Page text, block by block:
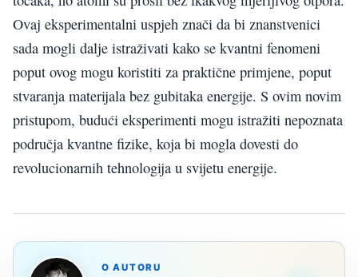
Ovaj eksperimentalni uspjeh znači da bi znanstvenici
sada mogli dalje istraživati kako se kvantni fenomeni
poput ovog mogu koristiti za praktične primjene, poput
stvaranja materijala bez gubitaka energije. S ovim novim
pristupom, budući eksperimenti mogu istražiti nepoznata
područja kvantne fizike, koja bi mogla dovesti do
revolucionarnih tehnologija u svijetu energije.
O AUTORU